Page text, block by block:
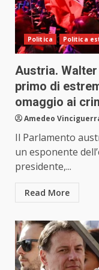
Politica Politica
Austria.
primo di
omaggio ai
Amedeo
Il Parlamento
un esponente
presidente,...
Read More